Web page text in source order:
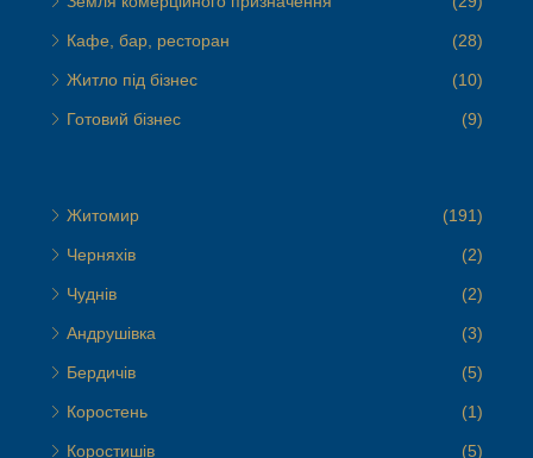
Кафе, бар, ресторан (28)
Житло під бізнес (10)
Готовий бізнес (9)
Житомир (191)
Черняхів (2)
Чуднів (2)
Андрушівка (3)
Бердичів (5)
Коростень (1)
Коростишів (5)